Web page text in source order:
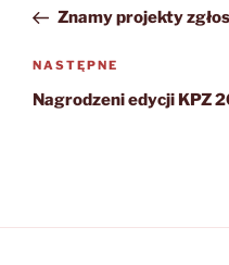
wpisZnamy projekty
Następny
wpis
NASTĘPNE
Nagrodzeni edycji KPZ